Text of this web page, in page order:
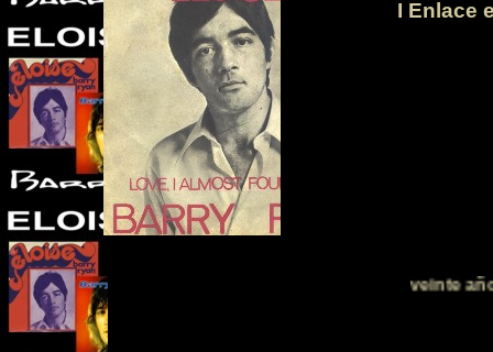
I Enlace
veinte años